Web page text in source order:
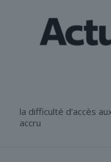
la difficulté d’accès
accru